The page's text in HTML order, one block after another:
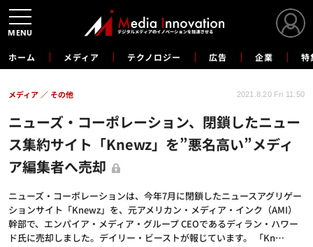
ホーム メディア テクノロジー 広告 企業 特
ニューズ・コーポレーション、閉鎖したニュー
ス集約サイト「Knewz」を”悪名高い”メディ
ア編集者へ売却
ニューズ・コーポレーションは、今年7月に閉鎖したニュースアグリゲー
ションサイト「Knewz」を、元アメリカン・メディア・インク（AMI）
幹部で、エンパイア・メディア・グループ CEOであるディラン・ハワー
ド氏に売却しました。デイリー・ビーストが報じています。 「Kn…
メディア その他 2021.8.20 Fri 11:50
MENU